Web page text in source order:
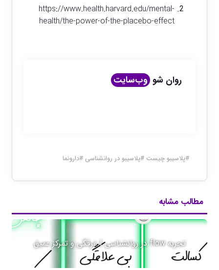
https://www.health.harvard.edu/mental-
health/the-power-of-the-placebo-effect
روان شو وب‌سایت
#پلاسیبو چیست #پلاسیبو در روانشناسی #دارونما
مطالب مشابه
تجربه flow در روانشناسی | غرقگی و تمرکز عمیق